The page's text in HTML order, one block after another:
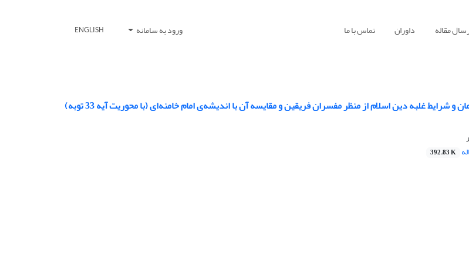
مقاله داوران تماس با ما ورود به سامانه ENGLISH
شرایط غلبه دین اسلام از منظر مفسران فریقین و مقایسه آن با اندیشه‌ی امام خامنه‌ای (با محوریت آیه 33 توبه)
392.83 K